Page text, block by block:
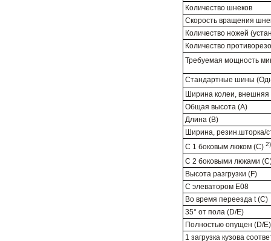
Количество шнеков
Скорость вращения
Количество ножей
Количество
Требуемая мощность
Стандартные шины
Ширина колеи, внешняя
Общая высота (А)
Длина (В)
Ширина, резин.шторка/
С 1 боковым люком (C) 2)
С 2 боковыми люками
Высота разгрузки (F)
С элеватором E08
Во время переезда t (C)
35° от пола (D/E)
Полностью опущен (D/E)
1 загрузка кузова